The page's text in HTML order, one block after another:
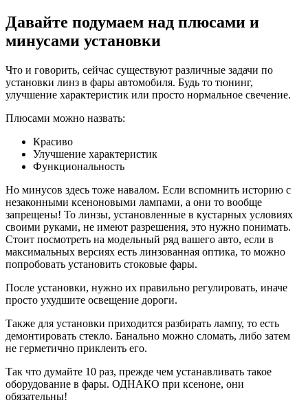
Давайте подумаем над плюсами и
минусами установки
Что и говорить, сейчас существуют различные задачи по
установки линз в фары автомобиля. Будь то тюнинг,
улучшение характеристик или просто нормальное свечение.
Плюсами можно назвать:
Красиво
Улучшение характеристик
Функциональность
Но минусов здесь тоже навалом. Если вспомнить историю с
незаконными ксеноновыми лампами, а они то вообще
запрещены! То линзы, установленные в кустарных условиях
своими руками, не имеют разрешения, это нужно понимать.
Стоит посмотреть на модельный ряд вашего авто, если в
максимальных версиях есть линзованная оптика, то можно
попробовать установить стоковые фары.
После установки, нужно их правильно регулировать, иначе
просто ухудшите освещение дороги.
Также для установки приходится разбирать лампу, то есть
демонтировать стекло. Банально можно сломать, либо затем
не герметично приклеить его.
Так что думайте 10 раз, прежде чем устанавливать такое
оборудование в фары. ОДНАКО при ксеноне, они
обязательны!